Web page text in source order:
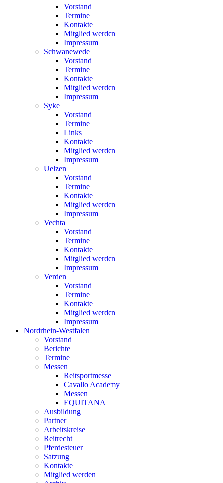
Vorstand
Termine
Kontakte
Mitglied werden
Impressum
Schwanewede
Vorstand
Termine
Kontakte
Mitglied werden
Impressum
Syke
Vorstand
Termine
Links
Kontakte
Mitglied werden
Impressum
Uelzen
Vorstand
Termine
Kontakte
Mitglied werden
Impressum
Vechta
Vorstand
Termine
Kontakte
Mitglied werden
Impressum
Verden
Vorstand
Termine
Kontakte
Mitglied werden
Impressum
Nordrhein-Westfalen
Vorstand
Berichte
Termine
Messen
Reitsportmesse
Cavallo Academy
Messen
EQUITANA
Ausbildung
Partner
Arbeitskreise
Reitrecht
Pferdesteuer
Satzung
Kontakte
Mitglied werden